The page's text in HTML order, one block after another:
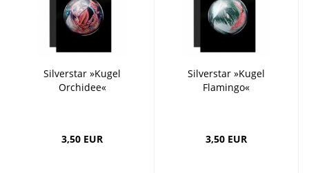
Silverstar »Kugel
Orchidee«
3,50 EUR
Silverstar »Kugel
Flamingo«
3,50 EUR